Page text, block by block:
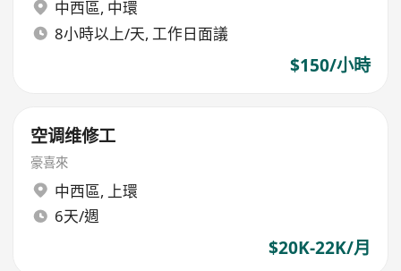
中西區, 中環
8小時以上/天, 工作日面議
$150/小時
空调维修工
豪喜來
中西區, 上環
6天/週
$20K-22K/月